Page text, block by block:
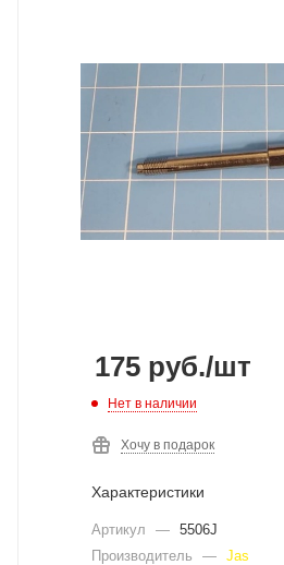
175 руб./шт
Нет в наличии
Хочу в подарок
Характеристики
Артикул — 5506J
Производитель
— Jas